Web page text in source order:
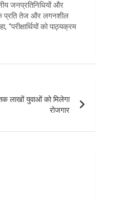
जनप्रतिनिधियों और
के प्रति तेज और लगनशील
को पाठ्यक्रम
युवाओं को मिलेगा
रोजगार